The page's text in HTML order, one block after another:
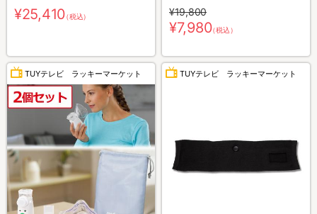
6枚組）
¥25,410（税込）
乾燥ケア
¥19,800
¥7,980（税込）
TUYテレビ ラッキーマーケット TUYテレビ ラッキーマーケット